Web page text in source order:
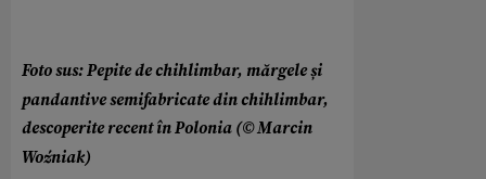
Foto sus: Pepite de chihlimbar, mărgele și
pandantive semifabricate din chihlimbar,
descoperite recent în Polonia (© Marcin
Woźniak)